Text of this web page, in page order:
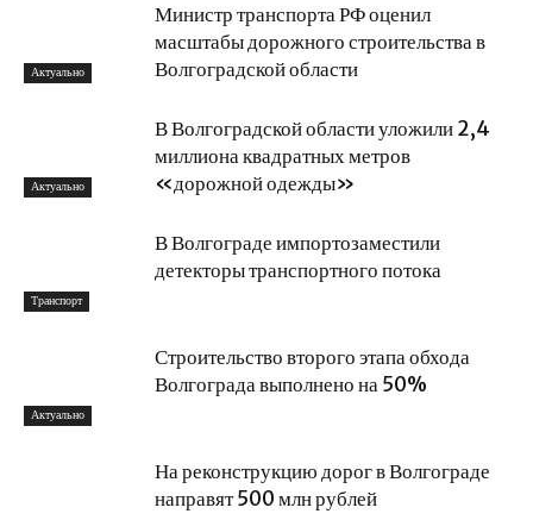
Актуально
Министр транспорта РФ оценил
масштабы дорожного строительства в
Волгоградской области
Актуально
В Волгоградской области уложили 2,4
миллиона квадратных метров
«дорожной одежды»
Транспорт
В Волгограде импортозаместили
детекторы транспортного потока
Актуально
Строительство второго этапа обхода
Волгограда выполнено на 50%
На реконструкцию дорог в Волгограде
направят 500 млн рублей